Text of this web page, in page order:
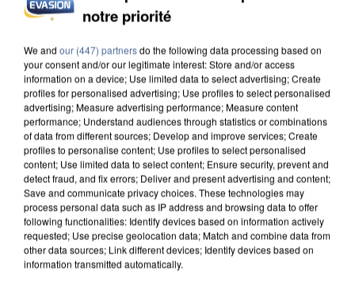
INCENDIES : L’ÎLE-DE-FRANCE LANCE UN ÉLAN
DE SOLIDARITÉ AVEC LES...
notre priorité
We and our (447) partnersdo the following data processing based on
your consent and/or our legitimate interest: Store and/or access
information on a device; Use limited data to select advertising; Create
profiles for personalised advertising; Use profiles to select personalised
advertising; Measure advertising performance; Measure content
performance; Understand audiences through statistics or combinations
of data from different sources; Develop and improve services; Create
profiles to personalise content; Use profiles to select personalised
content; Use limited data to select content; Ensure security, prevent and
detect fraud, and fix errors; Deliver and present advertising and content;
Save and communicate privacy choices. These technologies may
process personal data such as IP address and browsing data to offer
following functionalities: Identify devices based on information actively
requested; Use precise geolocation data; Match and combine data from
other data sources; Link different devices; Identify devices based on
information transmitted automatically.